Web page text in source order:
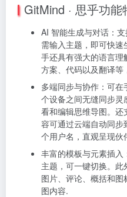
GitMind · 思乎功能
AI 智能生成与对话：
需输入主题，即可快
手还具有强大的语言理
方案、代码以及翻译等
多端同步与协作：可
个设备之间无缝同步
看和编辑思维导图。
容可通过云端自动同
个用户名，直观呈现伙
丰富的模板与元素插
主题，可一键切换。
图片、评论、概括和
图内容.